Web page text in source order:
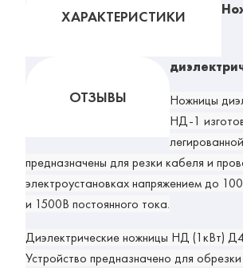
ХАРАКТЕРИСТИКИ
ОТЗЫВЫ
Ножницы
НД-1
предназначены для резки кабеля и
электроустановках напряжением до
и 1500В постоянного тока.
Диэлектрические ножницы НД (1кВт)
Устройство предназначено для обрезки